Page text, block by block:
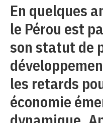
En quelques
le Pérou est
son statut de
les retards
économie